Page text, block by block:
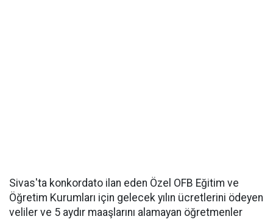
Sivas'ta konkordato ilan eden Özel OFB Eğitim ve
Öğretim Kurumları için gelecek yılın ücretlerini ödeyen
veliler ve 5 aydır maaşlarını alamayan öğretmenler